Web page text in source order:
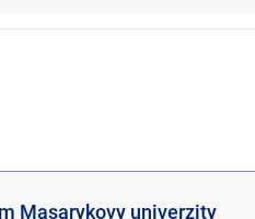
Masarykovy univerzity